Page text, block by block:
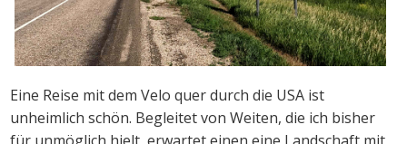
Eine Reise mit dem Velo quer durch die USA ist
unheimlich schön. Begleitet von Weiten, die ich bisher